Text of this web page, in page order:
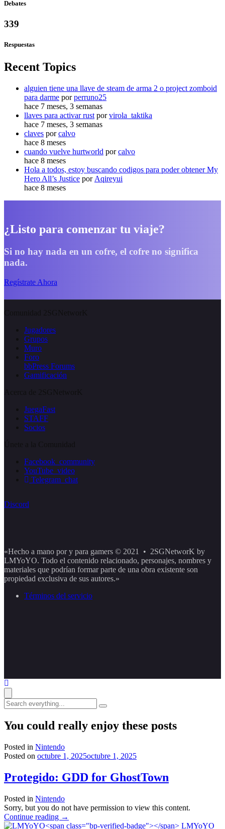
Debates
339
Respuestas
Recent Topics
alguien tiene una llave de steam de arma 2 o project zomboid
para darme porperruno25
hace 7 meses, 3 semanas
llaves para activar rust porvirola_taktika
hace 7 meses, 3 semanas
claves porcalvo
hace 8 meses
cuando vuelve hurtworld porcalvo
hace 8 meses
Hola a todos, estoy buscando codigos para poder obtener My
Hero All’s Justice por Aqireyui
hace 8 meses
¿Listo para comenzar tu viaje?
Si no hay nada en un cofre, el cofre no significa
nada.
Regístrate Ahora
Jugadores
Grupos
Muro
Foro
bbPress Forums
Gamificación
JuegaFast
STAFF
Socios
Facebook_community
YouTube_video
Telegram_chat
Discord
«Hecho a mano por y para gamers © 2021 • 2SGNetworK by
LMYoYO. Todo el contenido relacionado, personajes, nombres y
materiales que podrían formar parte de una obra existente son
propiedad exclusiva de sus autores.»
Términos del servicio
Search
everything...
You could really enjoy these posts
Posted in Nintendo
Posted on octubre 1, 2025octubre 1, 2025
Protegido: GDD for GhostTown
Posted in Nintendo
Sorry, but you do not have permission to view this content.
Continue reading "Protegido:
GDD
→
LMYoYO